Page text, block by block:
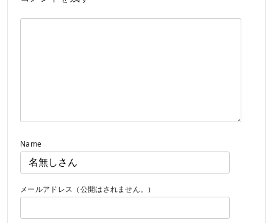
Name
メールアドレス（公開はされません。）